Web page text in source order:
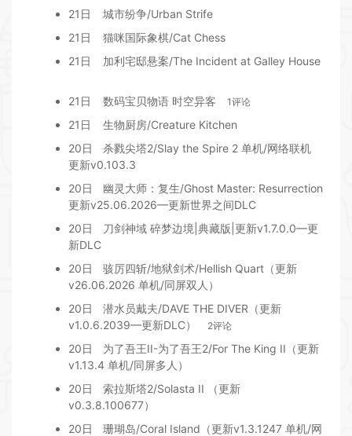
21日
城市纷争/Urban Strife
21日
猫咪国际象棋/Cat Chess
21日
加利宅邸悬案/The Incident at Galley House
21日 数码宝贝物语 时空异客 1评论
21日
生物厨房/Creature Kitchen
20日
杀戮尖塔2/Slay the Spire 2 单机/网络联机
更新v0.103.3
20日
幽灵大师：复生/Ghost Master: Resurrection
更新v25.06.2026—更新世界之间DLC
20日
刀剑神域 碎梦边境|典藏版|更新v1.7.0.0—更
新DLC
20日
骇厉四斩/地狱剑术/Hellish Quart（更新
v26.06.2026 单机/同屏双人）
20日
潜水员戴夫/DAVE THE DIVER（更新
v1.0.6.2039—更新DLC）
2评论
20日
为了吾王II-为了吾王2/For The King II（更新
v1.13.4 单机/同屏多人）
20日
索拉斯塔2/Solasta II （更新
v0.3.8.100677）
20日
珊瑚岛/Coral Island（更新v1.3.1247 单机/网